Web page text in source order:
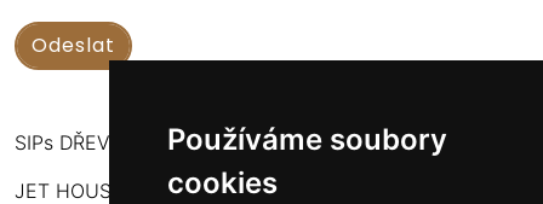
Používáme soubory
cookies
SIPs DŘEVOSTAVBY
JET HOUSE S.R.O.